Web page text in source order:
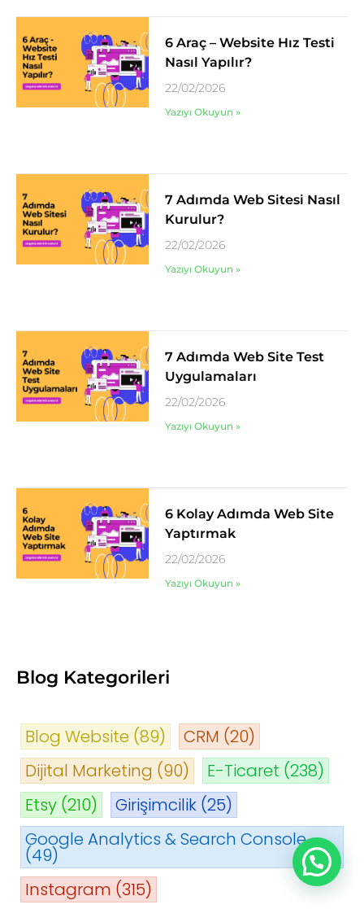
6 Araç – Website Hız Testi
Nasıl Yapılır?
22/02/2026
Yazıyı Okuyun »
7 Adımda Web Sitesi Nasıl
Kurulur?
22/02/2026
Yazıyı Okuyun »
7 Adımda Web Site Test
Uygulamaları
22/02/2026
Yazıyı Okuyun »
6 Kolay Adımda Web Site
Yaptırmak
22/02/2026
Yazıyı Okuyun »
Blog Kategorileri
Blog Website (89) CRM (20)
Dijital Marketing (90) E-Ticaret (238)
Etsy (210) Girişimcilik (25)
Google Analytics & Search Console
(49)
Instagram (315)